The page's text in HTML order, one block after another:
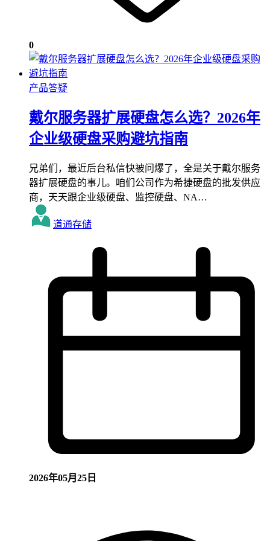
0
产品答疑
戴尔服务器扩展硬盘怎么选？2026年
企业级硬盘采购避坑指南
兄弟们，最近后台私信快被问爆了，全是关于戴尔服务
器扩展硬盘的事儿。咱们公司作为希捷硬盘的批发供应
商，天天跟企业级硬盘、监控硬盘、NA…
道通存储
2026年05月25日